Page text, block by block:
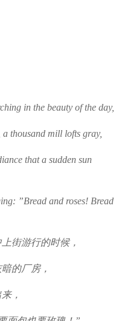
in the beauty of the day,
thousand mill lofts gray,
that a sudden sun
”Bread and roses! Bread
街游行的时候，
的厂房，
，